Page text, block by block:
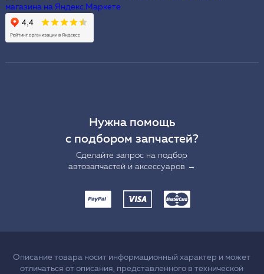
Нужна помощь
с подбором запчастей?
Сделайте запрос на подбор
автозапчастей и аксессуаров →
Описание товара носит информационный характер и может
отличаться от описания, представленного в технической